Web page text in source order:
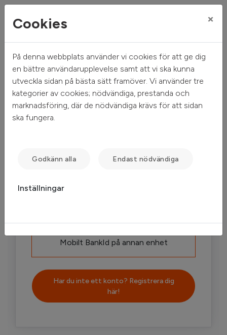
Mitt hem Mina sidor
Mina sidor
Mobilt BankId på annan enhet
Har du inte ett konto? Registrera dig
här!
Cookies ×
På denna webbplats använder vi cookies för att ge dig
en bättre användarupplevelse samt att vi ska kunna
utveckla sidan på bästa sätt framöver. Vi använder tre
kategorier av cookies; nödvändiga, prestanda och
marknadsföring, där de nödvändiga krävs för att sidan
ska fungera.
Godkänn alla Endast nödvändiga
Inställningar